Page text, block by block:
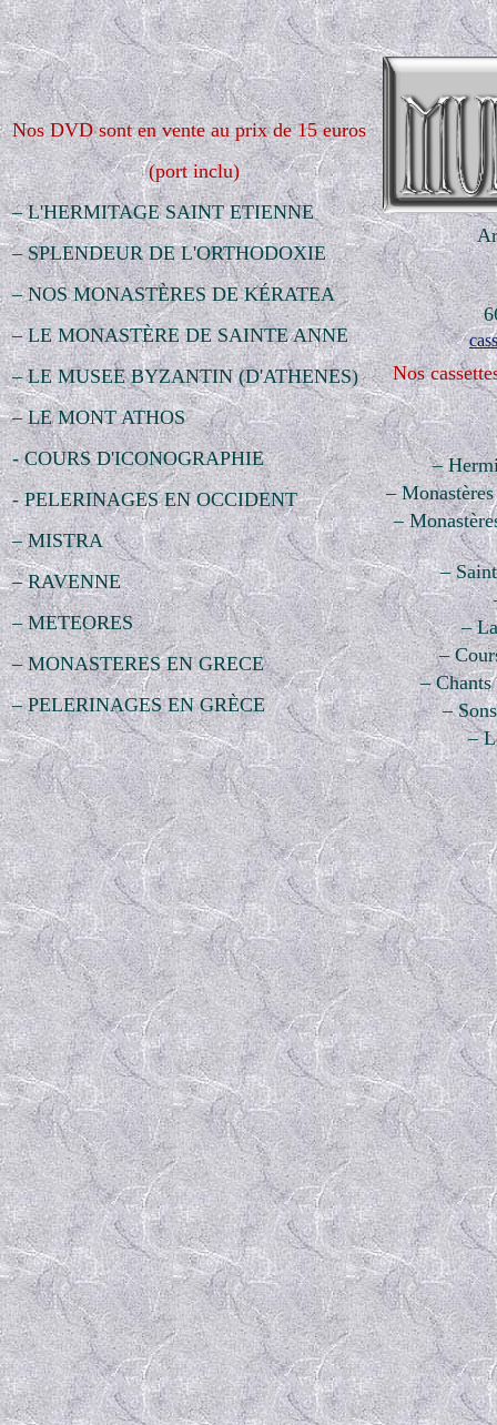
Nos DVDsont en vente au prix de 15 euros
(port inclu)
– L'HERMITAGE SAINT ETIENNE
– SPLENDEUR DE L'ORTHODOXIE
–NOS MONASTÈRES DE KÉRATEA
–LE MONASTÈRE DE SAINTE ANNE
– LE MUSEE BYZANTIN (D'ATHENES)
– LE MONT ATHOS
- COURS D'ICONOGRAPHIE
- PELERINAGES EN OCCIDENT
– MISTRA
– RAVENNE
– METEORES
– MONASTERES EN GRECE
– PELERINAGES EN GRÈCE
Nos
–
–Monastères
–
–
–
–
–
–
–